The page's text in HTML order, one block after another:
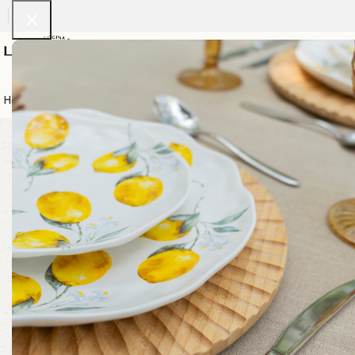
Home CristaleriaCubiertos Calentadores
"Estilo y elegancia en
cada detalle. El
mobiliario perfecto
para tu evento."